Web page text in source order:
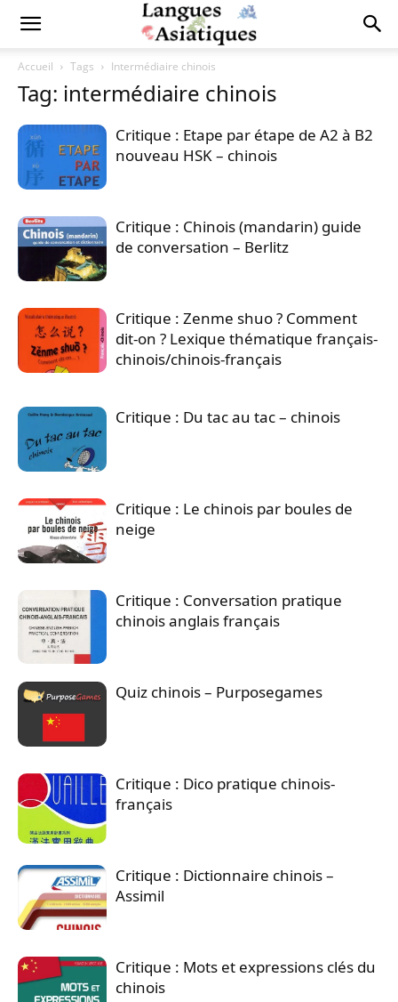
Accueil Tags Intermédiaire chinois
Tag: intermédiaire chinois
Critique : Etape par étape de A2 à B2
nouveau HSK – chinois
Critique : Chinois (mandarin) guide
de conversation – Berlitz
Critique : Zenme shuo ? Comment
dit-on ? Lexique thématique français-
chinois/chinois-français
Critique : Du tac au tac – chinois
Critique : Le chinois par boules de
neige
Critique : Conversation pratique
chinois anglais français
Quiz chinois – Purposegames
Critique : Dico pratique chinois-
français
Critique : Dictionnaire chinois –
Assimil
Critique : Mots et expressions clés du
chinois